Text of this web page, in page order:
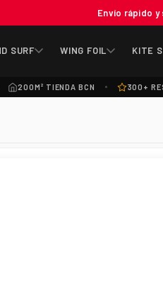
Envío rápido y
SURF WING FOIL KITE
200M² TIENDA BCN 300+